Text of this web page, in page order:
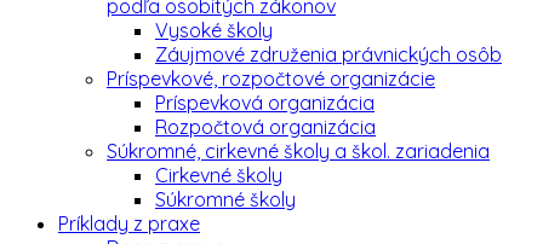
podľa osobitých zákonov
Vysoké školy
Záujmové združenia právnických osôb
Príspevkové, rozpočtové organizácie
Príspevková organizácia
Rozpočtová organizácia
Súkromné, cirkevné školy a škol. zariadenia
Cirkevné školy
Súkromné školy
Príklady z praxe